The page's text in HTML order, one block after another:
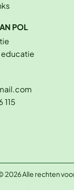
POL
115
2026 Alle rechten